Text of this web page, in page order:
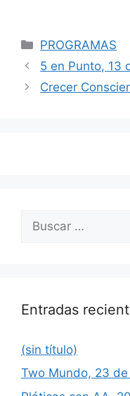
Categorías
PROGRAMAS
Navegación
de
5 en Punto, 13
Crecer
Entradas
(sin título)
Two Mundo, 23